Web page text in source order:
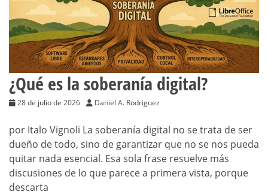
¿Qué es la soberanía digital?
28 de julio de 2026 Daniel A. Rodriguez
por Italo Vignoli La soberanía digital no se trata de ser
dueño de todo, sino de garantizar que no se nos pueda
quitar nada esencial. Esa sola frase resuelve más
discusiones de lo que parece a primera vista, porque
descarta